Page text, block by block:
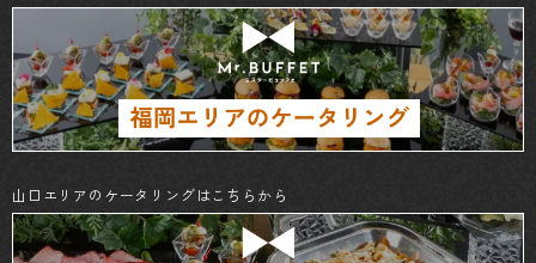
山口エリアのケータリングはこちらから